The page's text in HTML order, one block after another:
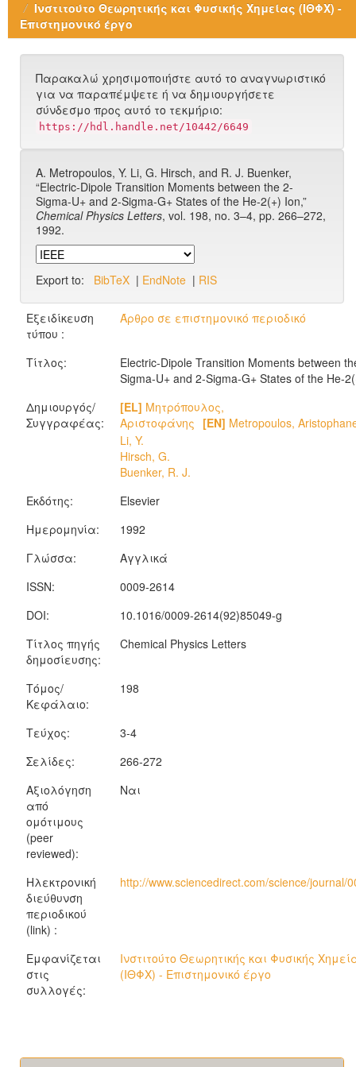
Ινστιτούτο Θεωρητικής και Φυσικής Χημείας (ΙΘΦΧ) -
Επιστημονικό έργο
Παρακαλώ χρησιμοποιήστε αυτό το αναγνωριστικό
για να παραπέμψετε ή να δημιουργήσετε
σύνδεσμο προς αυτό το τεκμήριο:
https://hdl.handle.net/10442/6649
A. Metropoulos, Y. Li, G. Hirsch, and R. J. Buenker,
“Electric-Dipole Transition Moments between the 2-
Sigma-U+ and 2-Sigma-G+ States of the He-2(+) Ion,”
Chemical Physics Letters, vol. 198, no. 3–4, pp. 266–272,
1992.
Export to: BibTeX | EndNote | RIS
Εξειδίκευση
τύπου :
Άρθρο σε επιστημονικό περιοδικό
Τίτλος:
Electric-Dipole Transition Moments between
Sigma-U+ and 2-Sigma-G+ States of the He-
Δημιουργός/
Συγγραφέας:
[EL] Μητρόπουλος,
Αριστοφάνης [EN] Metropoulos,
Li, Y.
Hirsch, G.
Buenker, R. J.
Εκδότης:
Elsevier
Ημερομηνία:
1992
Γλώσσα:
Αγγλικά
ISSN:
0009-2614
DOI:
10.1016/0009-2614(92)85049-g
Τίτλος πηγής
δημοσίευσης:
Chemical Physics Letters
Τόμος/
Κεφάλαιο:
198
Τεύχος:
3-4
Σελίδες:
266-272
Αξιολόγηση
από
ομότιμους
(peer
reviewed):
Ναι
Ηλεκτρονική
διεύθυνση
περιοδικού
(link) :
http://www.sciencedirect.com/science/journal/
Εμφανίζεται
στις
συλλογές:
Ινστιτούτο Θεωρητικής και Φυσικής
(ΙΘΦΧ) - Επιστημονικό έργο